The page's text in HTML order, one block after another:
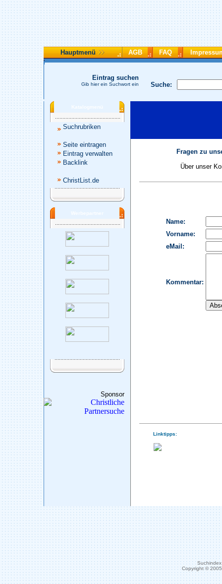
Hauptmenü AGB FAQ
Suche:
Eintrag suchen
Gib hier ein Suchwort ein
Katalogmenü
Suchrubriken
Seite eintragen
Eintrag verwalten
Backlink
ChristList.de
Werbepartner
Sponsor
Fragen zu
Über unser
Linktipps:
Copyright ©